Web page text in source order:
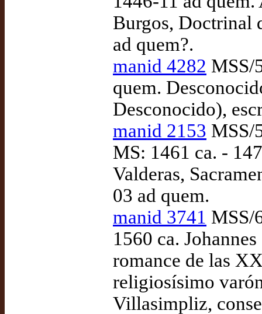
Burgos, Doctrinal
ad quem?.
manid 4282 MSS/
quem.
Desconocido),
manid 2153 MSS/
MS: 1461 ca. -
Valderas,
03 ad quem.
manid 3741 MSS/
1560 ca.
romance de las
religiosísimo
Villasimpliz,